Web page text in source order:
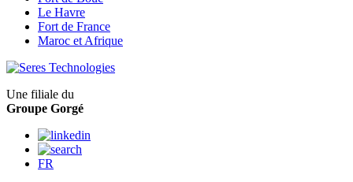
Le Havre
Fort de France
Maroc et Afrique
Une filiale du
Groupe Gorgé
FR